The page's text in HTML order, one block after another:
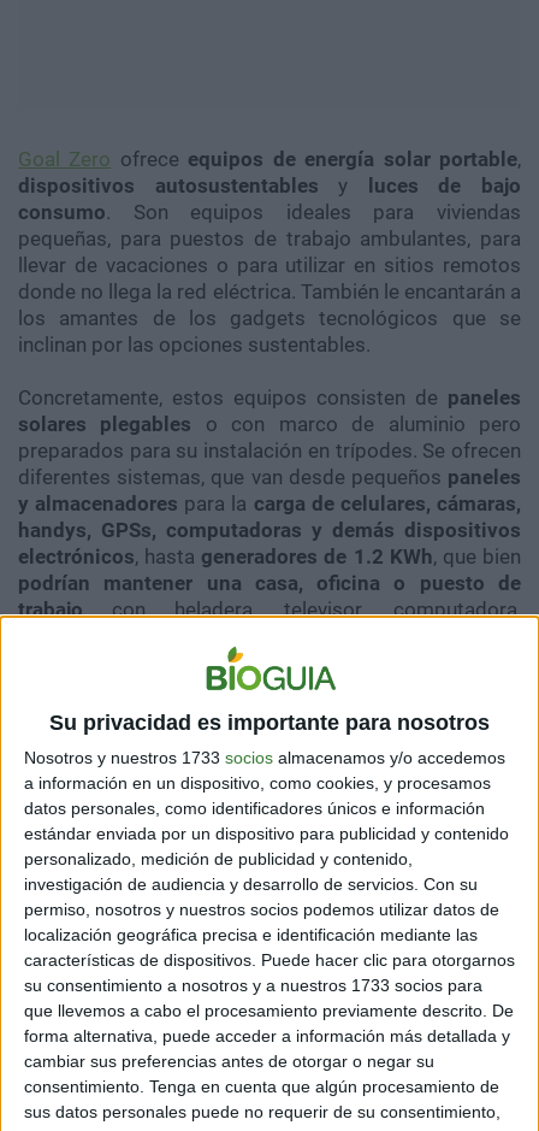
Su privacidad es importante para nosotros
Nosotros y nuestros 1733 socios almacenamos y/o accedemos
a información en un dispositivo, como cookies, y procesamos
datos personales, como identificadores únicos e información
estándar enviada por un dispositivo para publicidad y contenido
personalizado, medición de publicidad y contenido,
investigación de audiencia y desarrollo de servicios. Con su
permiso, nosotros y nuestros socios podemos utilizar datos de
localización geográfica precisa e identificación mediante las
características de dispositivos. Puede hacer clic para otorgarnos
su consentimiento a nosotros y a nuestros 1733 socios para
que llevemos a cabo el procesamiento previamente descrito. De
forma alternativa, puede acceder a información más detallada y
cambiar sus preferencias antes de otorgar o negar su
consentimiento. Tenga en cuenta que algún procesamiento de
sus datos personales puede no requerir de su consentimiento,
Goal Zero ofrece equipos de energía solar portable,
dispositivos autosustentables y luces de bajo
consumo. Son equipos ideales para viviendas
pequeñas, para puestos de trabajo ambulantes, para
llevar de vacaciones o para utilizar en sitios remotos
donde no llega la red eléctrica. También le encantarán a
los amantes de los gadgets tecnológicos que se
inclinan por las opciones sustentables.
Concretamente, estos equipos consisten de paneles
solares plegables o con marco de aluminio pero
preparados para su instalación en trípodes. Se ofrecen
diferentes sistemas, que van desde pequeños paneles
y almacenadores para la carga de celulares, cámaras,
handys, GPSs, computadoras y demás dispositivos
electrónicos, hasta generadores de 1.2 KWh, que bien
podrían mantener una casa, oficina o puesto de
trabajocon heladera, televisor, computadora,
A la hora de conseguir un dispositivo generador de
energía solar, es necesario tener claras cuáles son las
necesidades que deseamos satisfacer. Para alguien
que quiere comenzar de a poco, lo ideal puede ser un